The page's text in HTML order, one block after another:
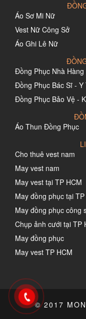
Áo Sơ Mi Nữ
Vest Nữ Công Sở
Áo Ghi Lê Nữ
Đồng Phục Nhà Hàng
Đồng Phục Bác Sĩ - Y
Đồng Phục Bảo Vệ -
Áo Thun Đồng Phục
Cho thuê vest nam
May vest nam
May vest tại TP HCM
May đồng phục tại TP
May đồng phục công
Chụp ảnh cưới tại TP
May đồng phục
May vest TP HCM
© 2017